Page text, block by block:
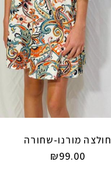
חולצה מורנו-שחורה
₪99.00